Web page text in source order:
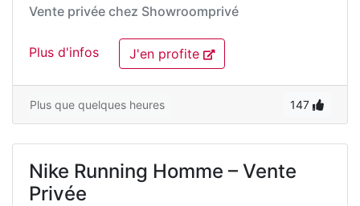
Vente privée chez Showroomprivé
Plus d'infos J'en profite
Plus que quelques heures 147
Nike Running Homme – Vente
Privée